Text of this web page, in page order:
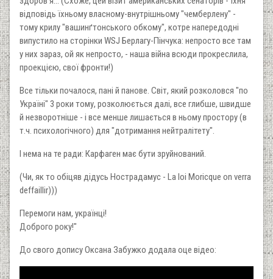
відповідь їхньому власному-внутрішньому "чемберлену" -
тому крилу "вашинґтонського обкому", котре напередодні
випустило на сторінки WSJ Берлагу-Пінчука: непросто все там
у них зараз, ой як непросто, - наша війна всюди прокреслила,
проекцією, свої фронти!)
Все тільки почалося, пані й панове. Світ, який розколовся "по
Україні" 3 роки тому, розколюється далі, все глибше, швидше
й незворотніше - і все менше лишається в ньому простору (в
т.ч. психологічного) для "дотримання нейтралітету".
І нема на те ради: Карфаген має бути зруйнований.
(Чи, як то обіцяв дідусь Нострадамус - La loi Moricque on verra
deffaillir)))
Перемоги нам, українці!
Доброго року!"
До свого допису Оксана Забужко додала оце відео: